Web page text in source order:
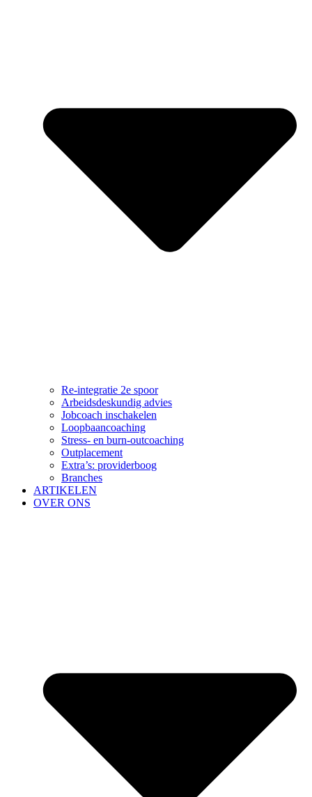
Re-integratie 2e spoor
Arbeidsdeskundig advies
Jobcoach inschakelen
Loopbaancoaching
Stress- en burn-outcoaching
Outplacement
Extra’s: providerboog
Branches
ARTIKELEN
OVER ONS